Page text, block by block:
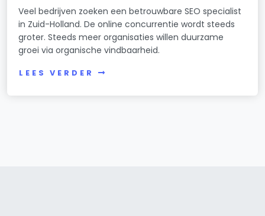
Veel bedrijven zoeken een betrouwbare SEO specialist
in Zuid-Holland. De online concurrentie wordt steeds
groter. Steeds meer organisaties willen duurzame
groei via organische vindbaarheid.
LEES VERDER